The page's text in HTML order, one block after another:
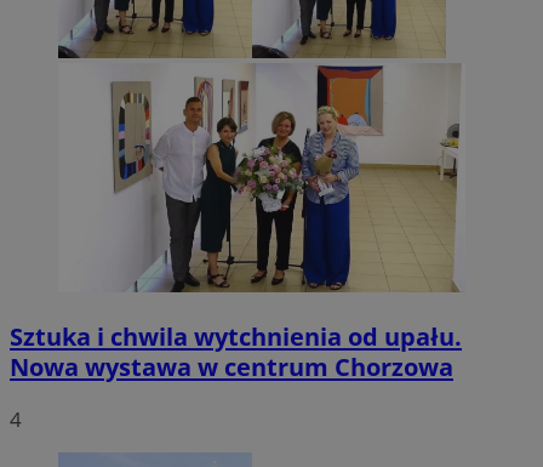
Sztuka i chwila wytchnienia od upału.
Nowa wystawa w centrum Chorzowa
4